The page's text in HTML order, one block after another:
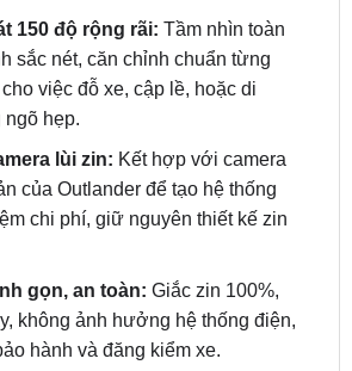
việc đỗ xe, cập lề, hoặc di
ngõ hẹp.
lùi zin:Kết hợp với camera
của Outlander để tạo hệ thống
chi phí, giữ nguyên thiết kế zin
gọn, an toàn:Giắc zin 100%,
không ảnh hưởng hệ thống điện,
hành và đăng kiểm xe.
Giá tốt4.500.000 VNĐ, thấp
camera 360 độ đầy đủ, nhưng